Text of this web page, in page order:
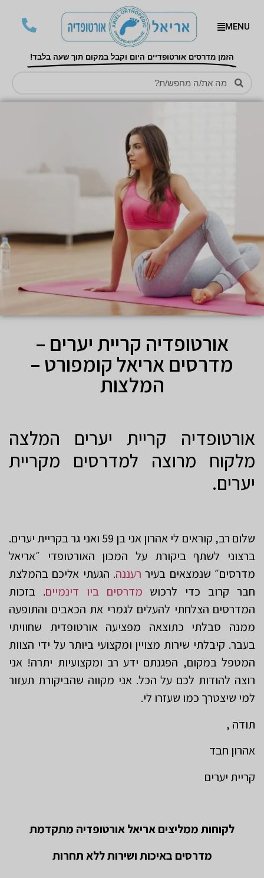
MENU
הזמן מדרסים אורטופדיים היום וקבל במקום תוך שעה בלבד!
אורטופדיה קריית יערים –
מדרסים אריאל קומפורט –
המלצות
אורטופדיה קריית יערים המלצה
מלקוח מרוצה למדרסים מקריית
יערים.
שלום רב, קוראים לי אהרון אני בן 59 ואני גר בקריית יערים.
ברצוני לשתף ביקורת על המכון האורטופדי ״אריאל
מדרסים״ שנמצאים בעיר רעננה. הגעתי אליכם בהמלצת
חבר קרוב כדי לרכוש מדרסים ביו דינמיים. בזכות
המדרסים הצלחתי להעלים לגמרי את הכאבים והתופעה
ממנה סבלתי כתוצאה מפציעה אורטופדית שחוויתי
בעבר. קיבלתי שירות מצויין ומקצועי ביותר על ידי הצוות
המטפל במקום, הפגנתם ידע רב ומקצועיות יתרה! אני
רוצה להודות לכם על הכל. אני מקווה שהביקורת תעזור
למי שיצטרך כמו שעזרו לי.
תודה ,
אהרון חבד
קריית יערים
לקוחות ממליצים אריאל אורטופדיה מתקדמת
מדרסים באיכות ושירות ללא תחרות